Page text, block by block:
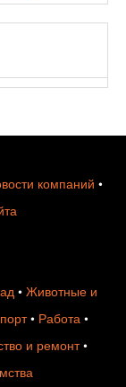
компаний •
• Животные и
• Работа •
и ремонт•